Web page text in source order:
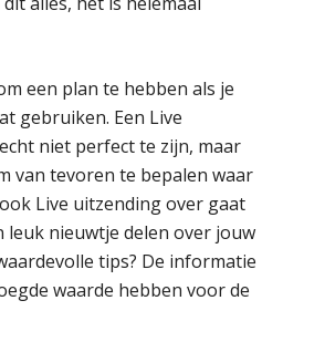
een plan te hebben als je
gebruiken. Een Live
niet perfect te zijn, maar
van tevoren te bepalen waar
Live uitzending over gaat
leuk nieuwtje delen over jouw
tips? De informatie
waarde hebben voor de